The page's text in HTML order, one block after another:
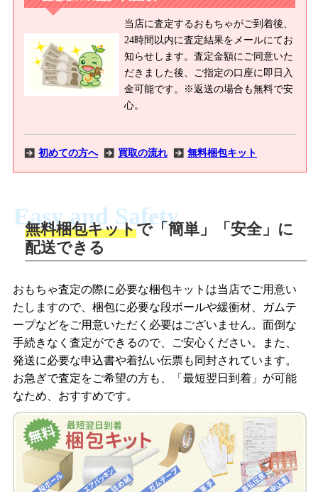
当店に査定するおもちゃがご到着後、
24時間以内に査定結果をメールにてお
知らせします。査定金額にご同意いた
だきました後、ご指定の口座に即日入
金可能です。※返送の場合も無料で安
心。
初めての方へ 買取の流れ 無料梱包キット
商品撮影
商品を撮影して、査定フォームから画像
を送信します。
梱包キットをメールで申し込み
査定結果をメールで確認し、梱包キット
を申し込みます。梱包キットは送料無料
でお届けします。
自宅でおもちゃを発送・梱包
梱包キットに同封する発送ガイドの手順
LINEの友だち追加・査定画像を送信
「ジョニージョイLINE査定」を友だちに
追加し、スマートフォンなどのカメラで
撮影したおもちゃの写真をトーク中に送
梱包キットをLINEで申し込み
査定結果をLINEで確認し、梱包キットを
申し込みます。梱包キットは送料無料で
お届けします。
自宅でおもちゃを発送・梱包
Easy and Safety
無料梱包キットで「簡単」「安全」に
配送できる
おもちゃ査定の際に必要な梱包キットは当店でご用意い
たしますので、梱包に必要な段ボールや緩衝材、ガムテ
ープなどをご用意いただく必要はございません。面倒な
手続きなく査定ができるので、ご安心ください。また、
発送に必要な申込書や着払い伝票も同封されています。
お急ぎで査定をご希望の方も、「最短翌日到着」が可能
なため、おすすめです。